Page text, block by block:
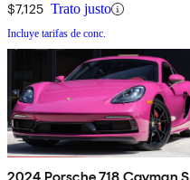
$7,125 Trato justo
Incluye tarifas de conc.